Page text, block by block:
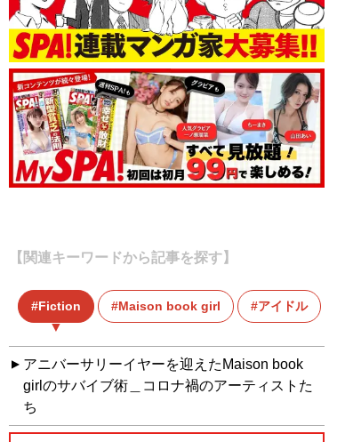
【関連キーワードから記事を探す】
Fiction Maison book girl アイドル
アニバーサリーイヤーを迎えたMaison book
girlのサバイブ術＿コロナ禍のアーティストた
ち